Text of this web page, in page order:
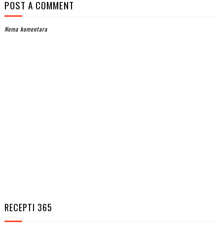
POST A COMMENT
Nema komentara
RECEPTI 365